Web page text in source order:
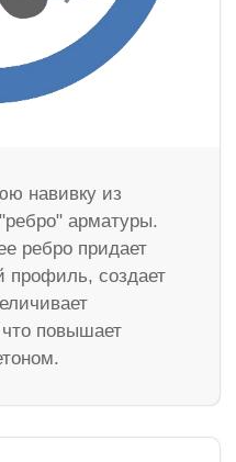
навивку из
арматуры.
ребро придает
профиль, создает
повышает